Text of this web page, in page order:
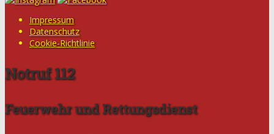
Impressum
Datenschutz
Cookie-Richtlinie
Notruf 112
Feuerwehr und Rettungsdienst